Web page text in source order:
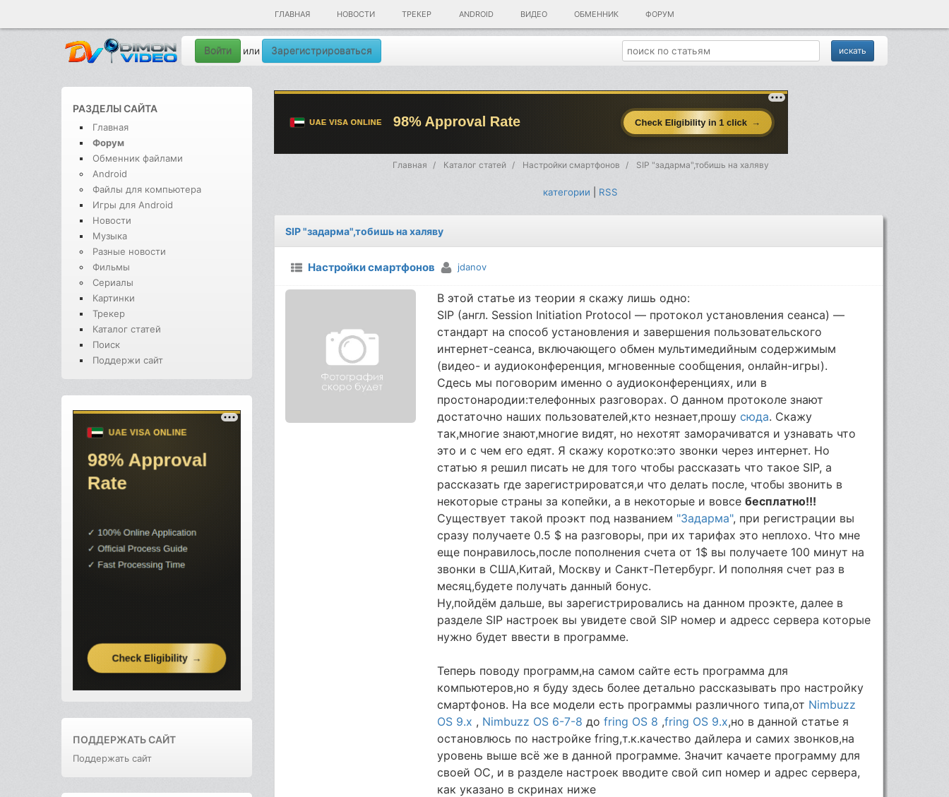
ГЛАВНАЯ НОВОСТИ ТРЕКЕР ANDROID ВИДЕО ОБМЕННИК ФОРУМ
Войти или Зарегистрироваться
РАЗДЕЛЫ САЙТА
Главная
Форум
Обменник файлами
Android
Файлы для компьютера
Игры для Android
Новости
Музыка
Разные новости
Фильмы
Сериалы
Картинки
Трекер
Каталог статей
Поиск
Поддержи сайт
ПОДДЕРЖАТЬ САЙТ
Поддержать сайт
Главная Каталог статей Настройки смартфонов SIP "задарма",тобишь на халяву
категории RSS
SIP "задарма",тобишь на халяву
Настройки смартфонов jdanov
В этой статье из теории я скажу лишь одно:
SIP (англ. Session Initiation Protocol — протокол установления сеанса) —
стандарт на способ установления и завершения пользовательского
интернет-сеанса, включающего обмен мультимедийным содержимым
(видео- и аудиоконференция, мгновенные сообщения, онлайн-игры).
Сдесь мы поговорим именно о аудиоконференциях, или в
простонародии:телефонных разговорах. О данном протоколе знают
достаточно наших пользователей,кто незнает,прошусюда. Скажу
так,многие знают,многие видят, но нехотят заморачиватся и узнавать что
это и с чем его едят. Я скажу коротко:это звонки через интернет. Но
статью я решил писать не для того чтобы рассказать что такое SIP, а
рассказать где зарегистрироватся,и что делать после, чтобы звонить в
некоторые страны за копейки, а в некоторые и вовсебесплатно!!!
Существует такой проэкт под названием "Задарма", при регистрации вы
сразу получаете 0.5 $ на разговоры, при их тарифах это неплохо. Что мне
еще понравилось,после пополнения счета от 1$ вы получаете 100 минут на
звонки в США,Китай, Москву и Санкт-Петербург. И пополняя счет раз в
месяц,будете получать данный бонус.
Ну,пойдём дальше, вы зарегистрировались на данном проэкте, далее в
разделе SIP настроек вы увидете свой SIP номер и адресс сервера которые
нужно будет ввести в программе.
Теперь поводу программ,на самом сайте есть программа для
компьютеров,но я буду здесь более детально рассказывать про настройку
смартфонов. На все модели есть программы различного типа,от Nimbuzz
OS 9.x , Nimbuzz OS 6-7-8 доfring OS 8 ,fring OS 9.x,но в данной статье я
остановлюсь по настройке fring,т.к.качество дайлера и самих звонков,на
уровень выше всё же в данной программе. Значит качаете программу для
своей ОС, и в разделе настроек вводите свой сип номер и адрес сервера,
как указано в скринах ниже